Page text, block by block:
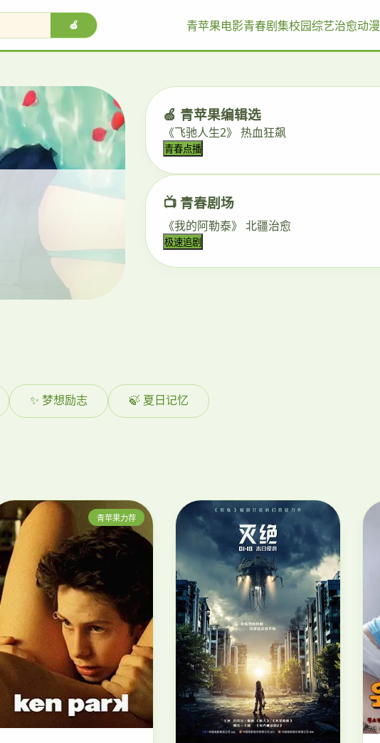
🍏 青苹果电影青春剧集校园综艺治愈动漫
🍏 青苹果编辑选
《飞驰人生2》 热血狂飙
青春点播
📺 青春剧场
《我的阿勒泰》 北疆治愈
极速追剧
✨ 梦想励志 🍃 夏日记忆
青苹果力荐